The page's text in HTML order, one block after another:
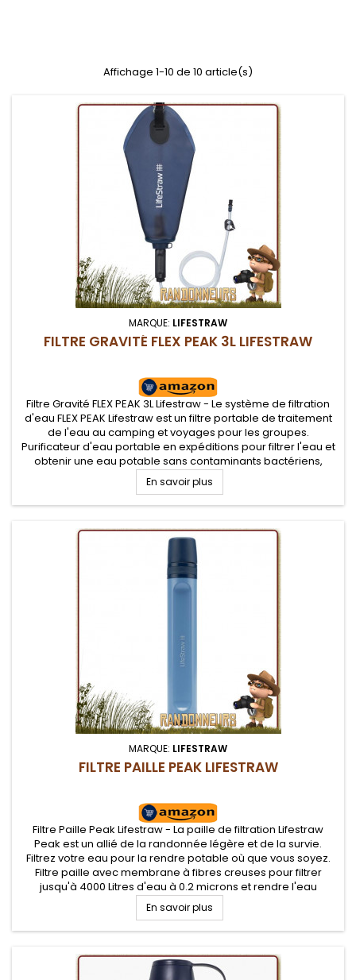
Affichage 1-10 de 10 article(s)
MARQUE: LIFESTRAW
FILTRE GRAVITÉ FLEX PEAK 3L LIFESTRAW
Filtre Gravité FLEX PEAK 3L Lifestraw - Le système de filtration
d'eau FLEX PEAK Lifestraw est un filtre portable de traitement
de l'eau au camping et voyages pour les groupes.
Purificateur d'eau portable en expéditions pour filtrer l'eau et
obtenir une eau potable sans contaminants bactériens,
sédiments, par simple filtration gravité, sans effort ni...
En savoir plus
MARQUE: LIFESTRAW
FILTRE PAILLE PEAK LIFESTRAW
Filtre Paille Peak Lifestraw - La paille de filtration Lifestraw
Peak est un allié de la randonnée légère et de la survie.
Filtrez votre eau pour la rendre potable où que vous soyez.
Filtre paille avec membrane à fibres creuses pour filtrer
jusqu'à 4000 Litres d'eau à 0.2 microns et rendre l'eau
potable. S'utilise en paille filtrante directement, ou bien...
En savoir plus